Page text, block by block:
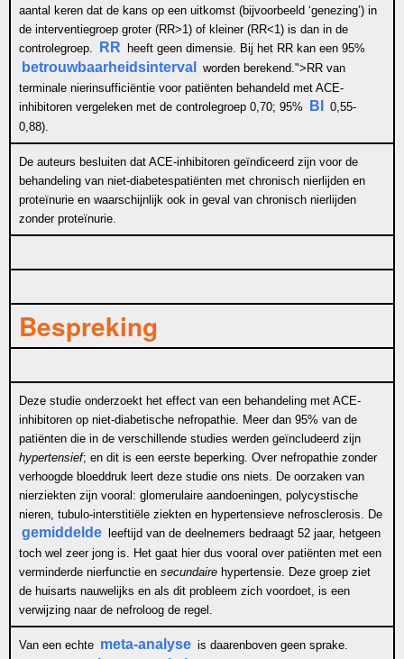
aantal keren dat de kans op een uitkomst (bijvoorbeeld ‘genezing’) in
de interventiegroep groter (RR>1) of kleiner (RR<1) is dan in de
controlegroep.
RR heeft geen dimensie. Bij het RR kan een 95%
betrouwbaarheidsinterval worden berekend."> RRvan
terminale nierinsufficiëntie voor patiënten behandeld met ACE-
inhibitoren vergeleken met de controlegroep 0,70; 95%
BI
0,55-
0,88).
De auteurs besluiten dat ACE-inhibitoren geïndiceerd zijn voor de
behandeling van niet-diabetespatiënten met chronisch nierlijden en
proteïnurie en waarschijnlijk ook in geval van chronisch nierlijden
zonder proteïnurie.
Bespreking
Deze studie onderzoekt het effect van een behandeling met ACE-
inhibitoren op niet-diabetische nefropathie. Meer dan 95% van de
patiënten die in de verschillende studies werden geïncludeerd zijn
hypertensief; en dit is een eerste beperking. Over nefropathie zonder
verhoogde bloeddruk leert deze studie ons niets. De oorzaken van
nierziekten zijn vooral: glomerulaire aandoeningen, polycystische
nieren, tubulo-interstitiële ziekten en hypertensieve nefrosclerosis. De
gemiddelde
leeftijd van de deelnemers bedraagt 52 jaar, hetgeen
toch wel zeer jong is. Het gaat hier dus vooral over patiënten met een
verminderde nierfunctie en secundaire hypertensie. Deze groep ziet
de huisarts nauwelijks en als dit probleem zich voordoet, is een
verwijzing naar de nefroloog de regel.
Van een echte meta-analyse is daarenboven geen sprake.